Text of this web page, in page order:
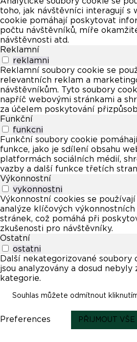
toho, jak návštěvníci interagují s
cookie pomáhají poskytovat
počtu návštěvníků, míře
návštěvnosti atd.
Reklamní
reklamni
Reklamní soubory cookie se
relevantních reklam a
návštěvníkům. Tyto soubory
napříč webovými stránkami a
za účelem poskytování
Funkční
funkcni
Funkční soubory cookie
funkce, jako je sdílení obsahu
platformách sociálních médií,
vazby a další funkce třetích
Výkonnostní
vykonnostni
Výkonnostní cookies se
analýze klíčových
stránek, což pomáhá při
zkušenosti pro návštěvníky.
Ostatní
ostatni
Další nekategorizované soubory
jsou analyzovány a dosud nebyly
kategorie.
Souhlas můžete odmítnout
Preferences PŘIJMOUT VŠE